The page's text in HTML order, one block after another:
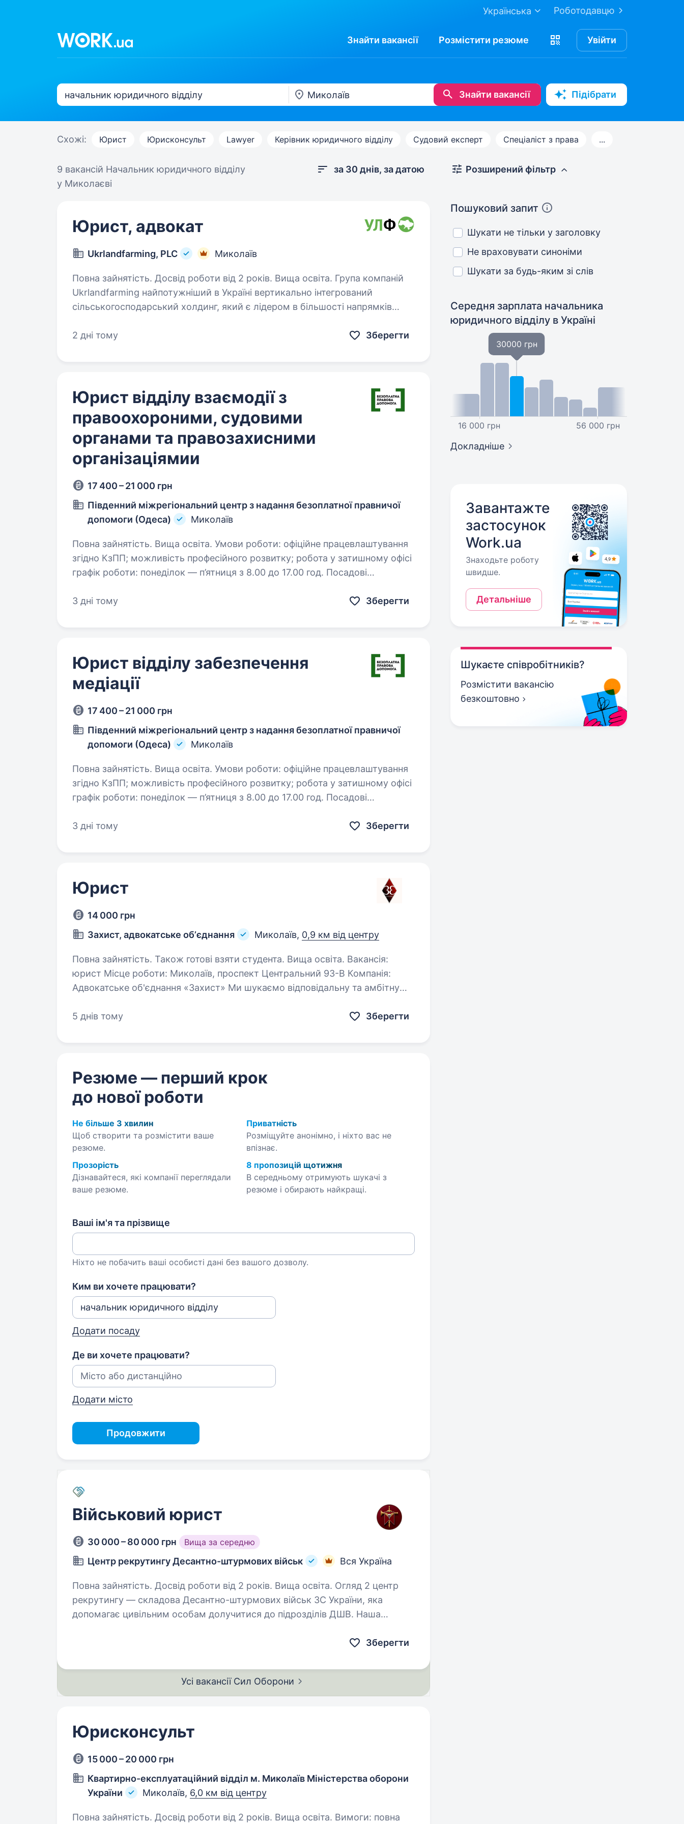
Роботодавцю
Українська
Знайти вакансії Розмістити резюме Увійти
Знайти вакансії Підібрати
Схожі: Юрист Юрисконсульт Lawyer Керівник юридичного відділу Судовий експерт Спеціаліст з права ...
9 вакансій Начальник юридичного відділу
у Миколаєві
за 30 днів, за датою
Юрист, адвокат
Ukrlandfarming, PLC Миколаїв
Повна зайнятість. Досвід роботи від 2 років. Вища освіта. Група компаній
Ukrlandfarming найпотужніший в Україні вертикально інтегрований
сільськогосподарський холдинг, який є лідером в більшості напрямків
2 дні тому
Зберегти
Юрист відділу взаємодії з
правоохороними, судовими
органами та правозахисними
організаціямии
17 400 – 21 000 грн
Південний міжрегіональний центр з надання безоплатної правничої
допомоги (Одеса)
Миколаїв
Повна зайнятість. Вища освіта. Умови роботи: офіційне працевлаштування
згідно КзПП; можливість професійного розвитку; робота у затишному офісі
графік роботи: понеділок — п’ятниця з 8.00 до 17.00 год. Посадові
3 дні тому
Зберегти
Юрист відділу забезпечення
медіації
17 400 – 21 000 грн
Південний міжрегіональний центр з надання безоплатної правничої
допомоги (Одеса)
Миколаїв
Повна зайнятість. Вища освіта. Умови роботи: офіційне працевлаштування
згідно КзПП; можливість професійного розвитку; робота у затишному офісі
графік роботи: понеділок — п’ятниця з 8.00 до 17.00 год. Посадові
3 дні тому
Зберегти
Юрист
14 000 грн
Захист, адвокатське обʼєднання
Миколаїв, 0,9 км від центру
Повна зайнятість. Також готові взяти студента. Вища освіта. Вакансія:
юрист Місце роботи: Миколаїв, проспект Центральний 93-В Компанія:
Адвокатське об'єднання «Захист» Ми шукаємо відповідальну та амбітну
5 днів тому
Зберегти
Резюме — перший крок
до нової роботи
Не більше 3 хвилин
Щоб створити та розмістити ваше
резюме.
Приватність
Розміщуйте анонімно, і ніхто вас не
впізнає.
Прозорість
Дізнавайтеся, які компанії переглядали
ваше резюме.
8 пропозицій щотижня
В середньому отримують шукачі з
резюме і обирають найкращі.
Ваші ім'я та прізвище
Ніхто не побачить ваші особисті дані без вашого дозволу.
Ким ви хочете працювати?
Додати посаду
Де ви хочете працювати?
Додати місто
Продовжити
Військовий юрист
30 000 – 80 000 грн Вища за середню
Центр рекрутингу Десантно-штурмових військ Вся Україна
Повна зайнятість. Досвід роботи від 2 років. Вища освіта. Огляд 2 центр
рекрутингу — складова Десантно-штурмових військ ЗС України, яка
допомагає цивільним особам долучитися до підрозділів ДШВ. Наша
Зберегти
Усі вакансії Сил Оборони
Юрисконсульт
15 000 – 20 000 грн
Квартирно-експлуатаційний відділ м. Миколаїв Міністерства оборони
України
Миколаїв, 6,0 км від центру
Повна зайнятість. Досвід роботи від 2 років. Вища освіта. Вимоги: повна
Розширений фільтр
Пошуковий запит
Шукати не тільки у заголовку
Не враховувати синоніми
Шукати за будь-яким зі слів
Середня зарплата начальника
юридичного відділу в Україні
16 000 грн
30000 грн
56 000 грн
Докладніше
Завантажте
застосунок
Work.ua
Знаходьте роботу
швидше.
Детальніше
Шукаєте співробітників?
Розмістити вакансію
безкоштовно